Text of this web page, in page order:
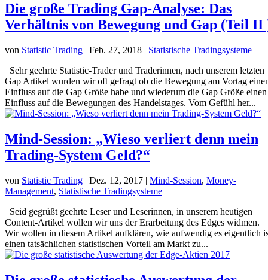
Die große Trading Gap-Analyse: Das
Verhältnis von Bewegung und Gap (Teil II
von Statistic Trading | Feb. 27, 2018 | Statistische Tradingsysteme
Sehr geehrte Statistic-Trader und Traderinnen, nach unserem letzten
Gap Artikel wurden wir oft gefragt ob die Bewegung am Vortag
Einfluss auf die Gap Größe habe und wiederum die Gap Größe einen
Einfluss auf die Bewegungen des Handelstages. Vom Gefühl her...
Mind-Session: „Wieso verliert denn mein
Trading-System Geld?“
von Statistic Trading | Dez. 12, 2017 | Mind-Session, Money-
Management, Statistische Tradingsysteme
Seid gegrüßt geehrte Leser und Leserinnen, in unserem heutigen
Content-Artikel wollen wir uns der Erarbeitung des Edges widmen.
Wir wollen in diesem Artikel aufklären, wie aufwendig es eigentlich
einen tatsächlichen statistischen Vorteil am Markt zu...